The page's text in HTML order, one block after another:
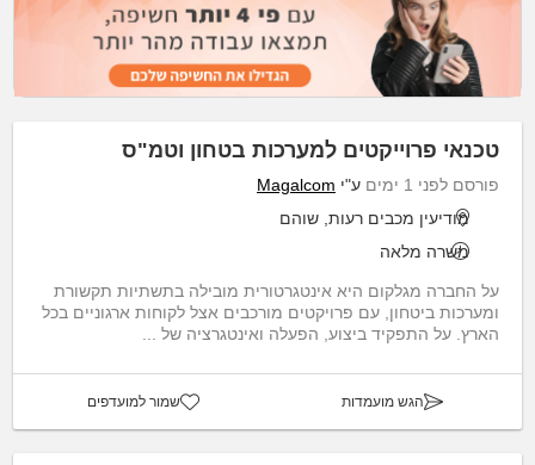
טכנאי פרוייקטים למערכות בטחון וטמ"ס
פורסם לפני 1 ימים ע"י Magalcom
מודיעין מכבים רעות, שוהם
משרה מלאה
על החברה מגלקום היא אינטגרטורית מובילה בתשתיות תקשורת
ומערכות ביטחון, עם פרויקטים מורכבים אצל לקוחות ארגוניים בכל
הארץ. על התפקיד ביצוע, הפעלה ואינטגרציה של ...
הגש מועמדות שמור למועדפים